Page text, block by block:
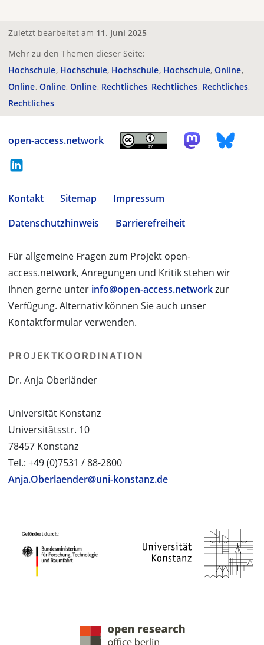
Zuletzt bearbeitet am 11. Juni 2025
Mehr zu den Themen dieser Seite:
Hochschule Hochschule Hochschule Hochschule Online
Online Online Online Rechtliches Rechtliches Rechtliches
Rechtliches
open-access.network
Kontakt Sitemap
Impressum
Datenschutzhinweis
Barrierefreiheit
Für allgemeine Fragen zum Projekt open-
access.network, Anregungen und Kritik stehen wir
Ihnen gerne unter info@open-access.networkzur
Verfügung. Alternativ können Sie auch unser
Kontaktformular verwenden.
PROJEKTKOORDINATION
Dr. Anja Oberländer
Universität Konstanz
Universitätsstr. 10
78457 Konstanz
Tel.: +49 (0)7531 / 88-2800
Anja.Oberlaender@uni-konstanz.de